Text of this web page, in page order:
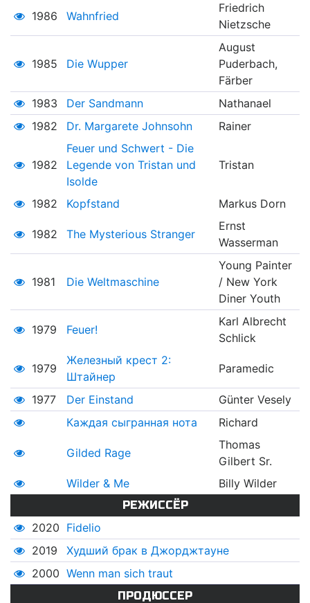
1986 Wahnfried
Friedrich
Nietzsche
1985 Die Wupper
August
Puderbach,
Färber
1983
Der Sandmann
Nathanael
1982
Dr. Margarete Johnsohn Rainer
1982
Feuer und Schwert - Die
Legende von Tristan und
Isolde
Tristan
1982 Kopfstand Markus Dorn
1982 The Mysterious Stranger
Ernst
Wasserman
1981 Die Weltmaschine
Young Painter
/ New York
Diner Youth
1979 Feuer!
Karl Albrecht
Schlick
1979
Железный крест 2:
Штайнер
Paramedic
1977 Der Einstand
Günter Vesely
Каждая сыгранная нота
Richard
Gilded Rage
Thomas
Gilbert Sr.
Wilder & Me
Billy Wilder
РЕЖИССЁР
2020 Fidelio
2019
Худший брак в Джорджтауне
2000 Wenn man sich traut
ПРОДЮССЕР